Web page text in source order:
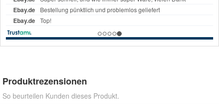
Produktrezensionen
So beurteilen Kunden dieses Produkt.